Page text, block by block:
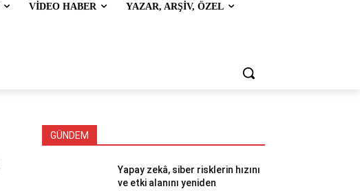
VİDEO HABER YAZAR, ARŞİV, ÖZEL
GÜNDEM
Yapay zekâ, siber risklerin hızını
ve etki alanını yeniden